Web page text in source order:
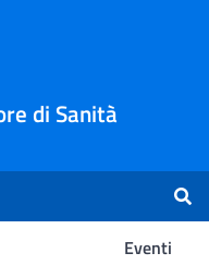
di Sanità
Eventi